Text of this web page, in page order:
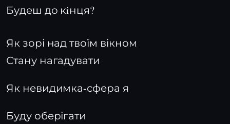
Будеш до кiнця?
Як зорі над твоїм вікном
Стану нагадувати
Як невидимка-сфера я
Буду оберігати